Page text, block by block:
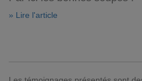
» Lire l'article